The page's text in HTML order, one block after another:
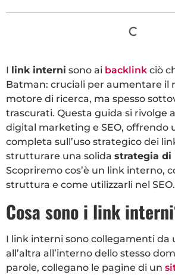
I link interni sono ai backlink ciò
Batman: cruciali per aumentare il
motore di ricerca, ma spesso
trascurati. Questa guida si rivolge
digital marketing e SEO, offrendo
completa sull’uso strategico dei
strutturare una solida strategia
Scopriremo cos’è un link interno,
struttura e come utilizzarli nel SEO.
Cosa sono i link
I link interni sono collegamenti da
all’altra all’interno dello stesso
parole, collegano le pagine di un